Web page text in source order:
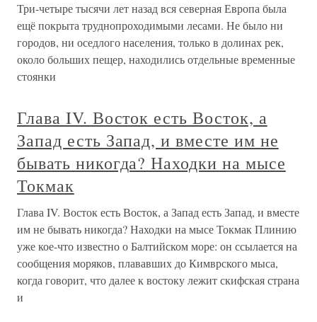
Три-четыре тысячи лет назад вся северная Европа была
ещё покрыта труднопроходимыми лесами. Не было ни
городов, ни оседлого населения, только в долинах рек,
около больших пещер, находились отдельные временные
стоянки
Глава IV. Восток есть Восток, а
Запад есть Запад, и вместе им не
бывать никогда? Находки на мысе
Токмак
Глава IV. Восток есть Восток, а Запад есть Запад, и вместе
им не бывать никогда? Находки на мысе Токмак Плинию
уже кое-что известно о Балтийском море: он ссылается на
сообщения моряков, плававших до Кимврского мыса,
когда говорит, что далее к востоку лежит скифская страна
и